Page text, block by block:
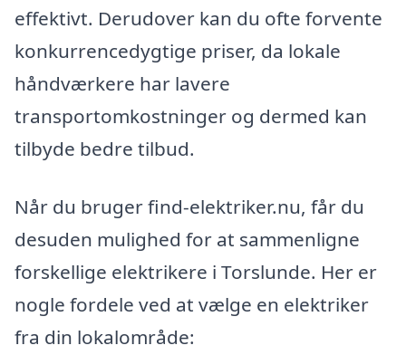
effektivt. Derudover kan du ofte forvente
konkurrencedygtige priser, da lokale
håndværkere har lavere
transportomkostninger og dermed kan
tilbyde bedre tilbud.
Når du bruger find-elektriker.nu, får du
desuden mulighed for at sammenligne
forskellige elektrikere i Torslunde. Her er
nogle fordele ved at vælge en elektriker
fra din lokalområde: